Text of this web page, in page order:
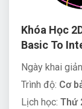
Khóa Học
Basic To
Ngày khai
Trình độ: Cơ
Lịch học: Thứ